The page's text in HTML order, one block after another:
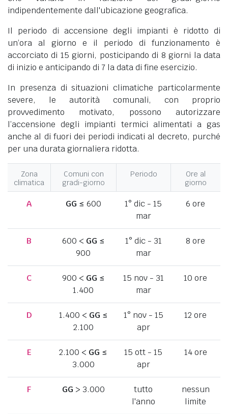
indipendentemente dall'ubicazione geografica.
Il periodo di accensione degli impianti è ridotto di
un’ora al giorno e il periodo di funzionamento è
accorciato di 15 giorni, posticipando di 8 giorni la data
di inizio e anticipando di 7 la data di fine esercizio.
In presenza di situazioni climatiche particolarmente
severe, le autorità comunali, con proprio
provvedimento motivato, possono autorizzare
l’accensione degli impianti termici alimentati a gas
anche al di fuori dei periodi indicati al decreto, purché
per una durata giornaliera ridotta.
Zona
climatica
Comuni con
gradi-giorno
Periodo
Ore al
giorno
A GG ≤ 600
1° dic - 15
mar
6 ore
B 600 < GG ≤
900
1° dic - 31
mar
8 ore
C 900 < GG ≤
1.400
15 nov - 31
mar
10 ore
D 1.400 < GG ≤
2.100
1° nov - 15
apr
12 ore
E 2.100 < GG ≤
3.000
15 ott - 15
apr
14 ore
F GG > 3.000
tutto
l'anno
nessun
limite